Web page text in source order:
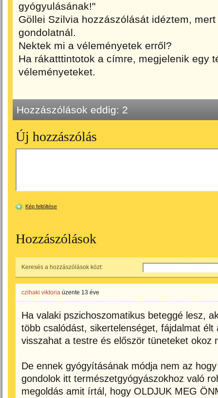
gyógyulásának!"
Göllei Szilvia hozzászólását idéztem,
gondolatnál.
Nektek mi a véleményetek erről?
Ha rákatttintotok a címre, megjelenik egy
véleményeteket.
Hozzászólások eddig: 2
Új hozzászólás
Kép feltöltése
Hozzászólások
Keresés a hozzászólások közt:
czihaki viktoria üzente 13 éve
Ha valaki pszichoszomatikus beteggé lesz,
több csalódást, sikertelenséget, fájdalmat élt
visszahat a testre és először tüneteket okoz
De ennek gyógyításának módja nem az
gondolok itt természetgyógyászokhoz való
megoldás amit írtál, hogy OLDJUK MEG